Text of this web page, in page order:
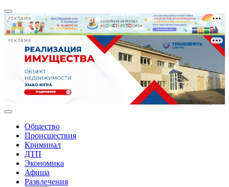
РЕКЛАМА
РЕКЛАМА
Общество
Происшествия
Криминал
ДТП
Экономика
Афиша
Развлечения